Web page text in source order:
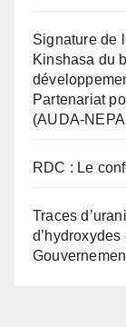
Signature de
Kinshasa du
Partenariat
(AUDA-
RDC : Le
Traces